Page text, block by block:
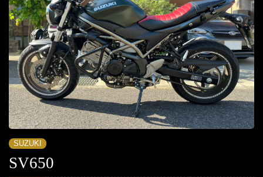
SUZUKI
SV650